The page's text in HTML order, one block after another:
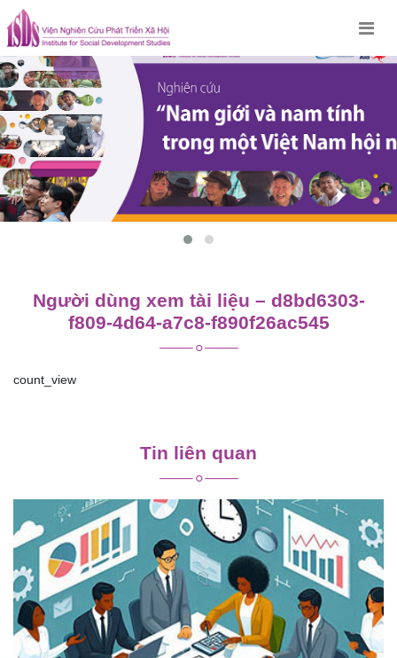
Skip
to
content
Người dùng xem tài liệu – d8bd6303-
f809-4d64-a7c8-f890f26ac545
count_view
viết
Tin liên quan